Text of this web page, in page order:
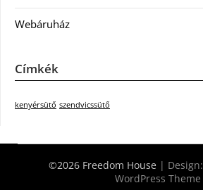
Webáruház
Címkék
kenyérsütő szendvicssütő
©2026 Freedom House | Design:
WordPress Theme